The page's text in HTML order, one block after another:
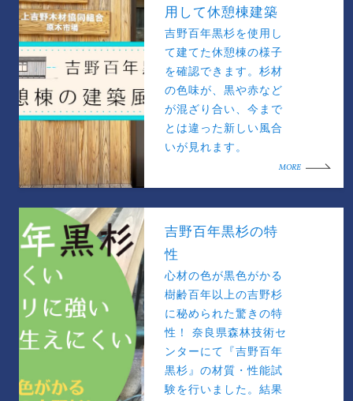
用して休憩棟建築
吉野百年黒杉を使用し
て建てた休憩棟の様子
を確認できます。杉材
の色味が、黒や赤など
が混ざり合い、今まで
とは違った新しい風合
いが見れます。
MORE
吉野百年黒杉の特
性
心材の色が黒色がかる
樹齢百年以上の吉野杉
に秘められた驚きの特
性！ 奈良県森林技術セ
ンターにて『吉野百年
黒杉』の材質・性能試
験を行いました。結果